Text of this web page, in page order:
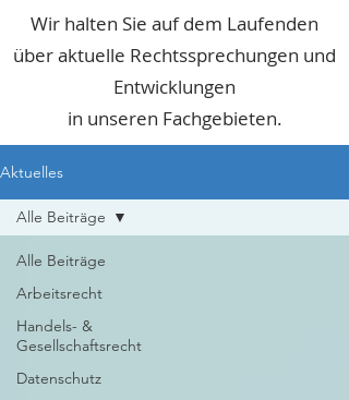
Wir halten Sie auf dem Laufenden
über aktuelle Rechtssprechungen und
Entwicklungen
in unseren Fachgebieten.
Aktuelles
Alle Beiträge
Arbeitsrecht
Handels- &
Gesellschaftsrecht
Datenschutz
Alle Beiträge